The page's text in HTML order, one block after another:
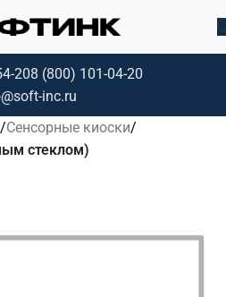
208 (800) 101-04-20
inc.ru
Сенсорные киоски
стеклом)